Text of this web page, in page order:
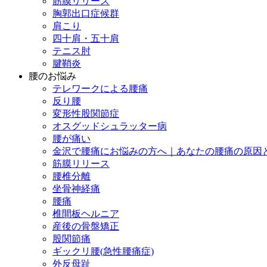
胸郭出口症候群
肩こり
四十肩・五十肩
テニス肘
腱鞘炎
腰のお悩み
テレワークによる腰痛
反り腰
変形性股関節症
オスグッドシュラッター病
腰が痛い
金沢で腰痛にお悩みの方へ｜あなたの腰痛の原因
筋膜リリース
腰椎分離
坐骨神経痛
腰痛
椎間板ヘルニア
産後の骨盤矯正
股関節痛
ギックリ腰(急性腰痛症)
外反母趾